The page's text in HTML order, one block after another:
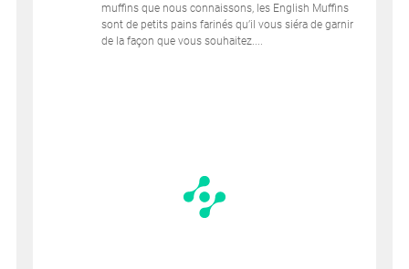
muffins que nous connaissons, les English Muffins
sont de petits pains farinés qu’il vous siéra de garnir
de la façon que vous souhaitez....